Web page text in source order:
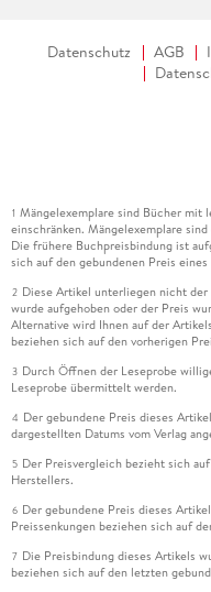
Datenschutz AGB
1 Mängelexemplare sind Bücher mit
einschränken. Mängelexemplare
Die frühere Buchpreisbindung ist
sich auf den gebundenen Preis
2 Diese Artikel unterliegen nicht
wurde aufgehoben oder der Preis
Alternative wird Ihnen auf der
beziehen sich auf den vorherigen
3 Durch Öffnen der Leseprobe
Leseprobe übermittelt werden.
4 Der gebundene Preis dieses
dargestellten Datums vom Verlag
5 Der Preisvergleich bezieht sich
Herstellers.
6 Der gebundene Preis dieses
Preissenkungen beziehen sich auf
7 Die Preisbindung dieses Artikels
beziehen sich auf den letzten